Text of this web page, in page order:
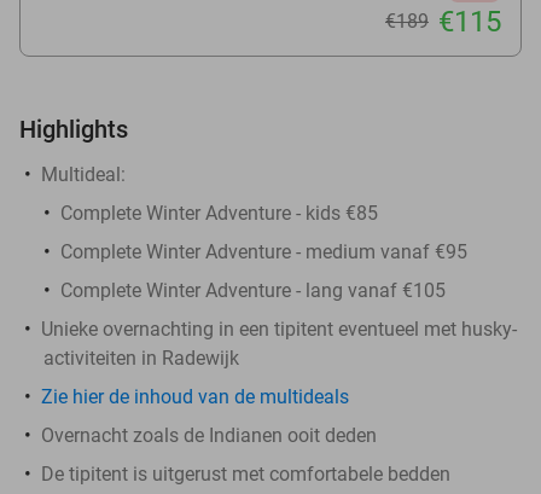
€189 €115
Highlights
Multideal:
Complete Winter Adventure - kids €85
Complete Winter Adventure - medium vanaf €95
Complete Winter Adventure - lang vanaf €105
Unieke overnachting in een tipitent eventueel met husky-
activiteiten in Radewijk
Zie hier de inhoud van de multideals
Overnacht zoals de Indianen ooit deden
De tipitent is uitgerust met comfortabele bedden